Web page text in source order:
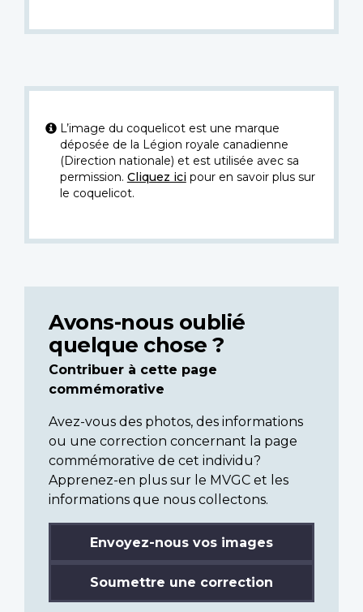
L’image du coquelicot est une marque
déposée de la Légion royale canadienne
(Direction nationale) et est utilisée avec sa
permission. Cliquez icipour en savoir plus sur
le coquelicot.
Avons-nous oublié
quelque chose ?
Contribuer à cette page
commémorative
Avez-vous des photos, des informations
ou une correction concernant la page
commémorative de cet individu?
Apprenez-en plus sur le MVGC et les
informations que nous collectons.
Envoyez-nous vos images
Soumettre une correction